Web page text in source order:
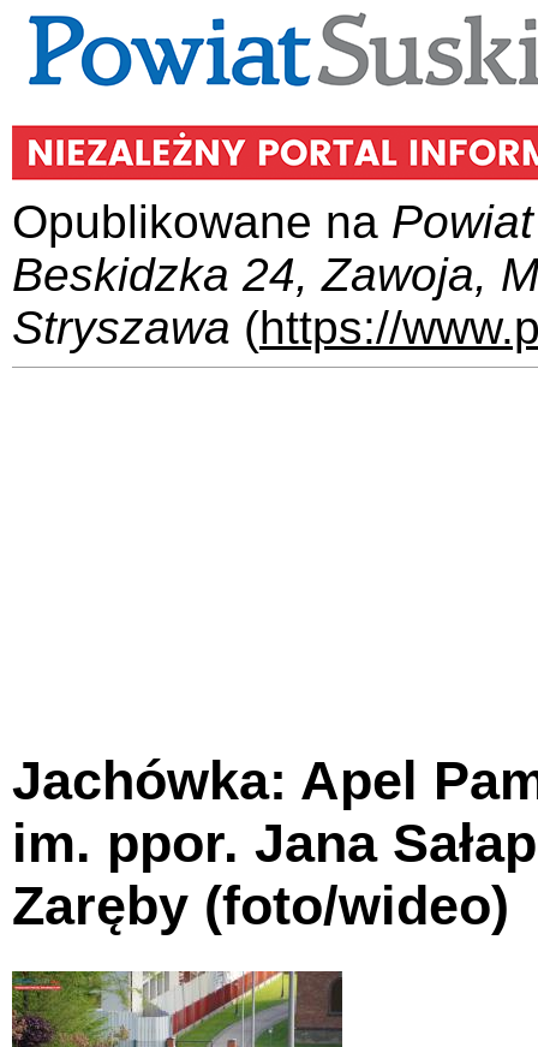
Opublikowane na
Beskidzka 24, Zawoja,
Stryszawa (https://
Jachówka: Apel
im. ppor. Jana
Zaręby (foto/wideo)